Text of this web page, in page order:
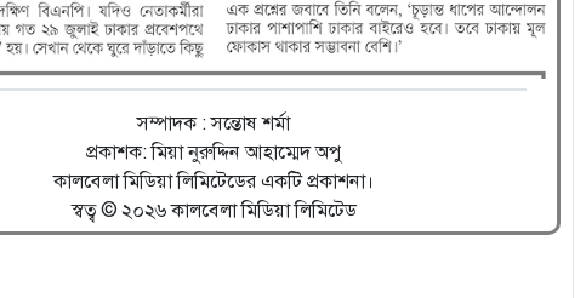
সম্পাদক : সন্তোষ শর্মা
প্রকাশক: মিয়া নুরুদ্দিন আহাম্মেদ অপু
কালবেলা মিডিয়া লিমিটেডের একটি প্রকাশনা।
স্বত্ব © ২০২৬ কালবেলা মিডিয়া লিমিটেড